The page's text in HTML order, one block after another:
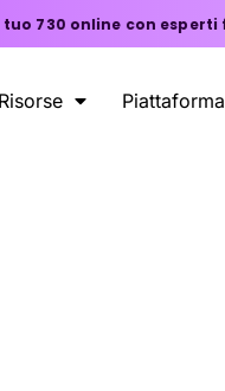
con esperti fiscali
Risorse Piattaforma